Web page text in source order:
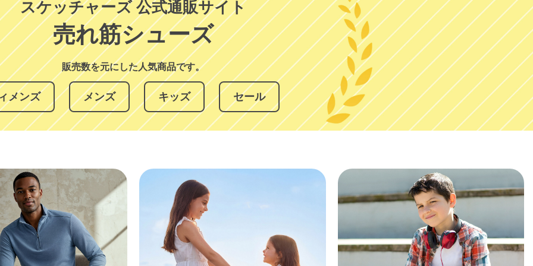
スケッチャーズ 公式通販サイト
売れ筋シューズ
販売数を元にした人気商品です。
メンズ メンズ キッズ セール